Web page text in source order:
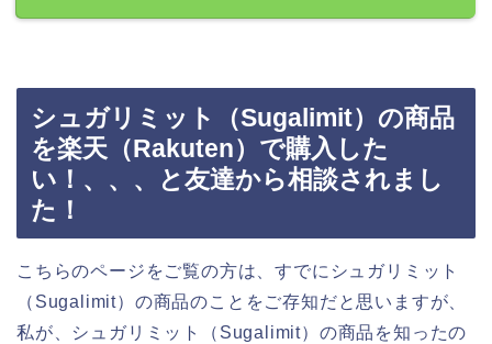
シュガリミット（Sugalimit）の商品
を楽天（Rakuten）で購入した
い！、、、と友達から相談されまし
た！
こちらのページをご覧の方は、すでにシュガリミット
（Sugalimit）の商品のことをご存知だと思いますが、
私が、シュガリミット（Sugalimit）の商品を知ったの